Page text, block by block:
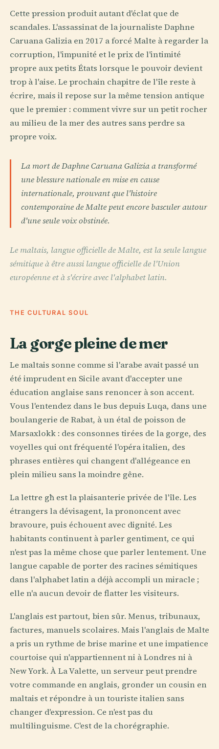
Cette pression produit autant d'éclat que de
scandales. L'assassinat de la journaliste Daphne
Caruana Galizia en 2017 a forcé Malte à regarder la
corruption, l'impunité et le prix de l'intimité
propre aux petits États lorsque le pouvoir devient
trop à l'aise. Le prochain chapitre de l'île reste à
écrire, mais il repose sur la même tension antique
que le premier : comment vivre sur un petit rocher
au milieu de la mer des autres sans perdre sa
propre voix.
La mort de Daphne Caruana Galizia a transformé
une blessure nationale en mise en cause
internationale, prouvant que l'histoire
contemporaine de Malte peut encore basculer autour
d'une seule voix obstinée.
Le maltais, langue officielle de Malte, est la seule langue
sémitique à être aussi langue officielle de l'Union
européenne et à s'écrire avec l'alphabet latin.
THE CULTURAL SOUL
La gorge pleine de mer
Le maltais sonne comme si l'arabe avait passé un
été imprudent en Sicile avant d'accepter une
éducation anglaise sans renoncer à son accent.
Vous l'entendez dans le bus depuis Luqa, dans une
boulangerie de Rabat, à un étal de poisson de
Marsaxlokk : des consonnes tirées de la gorge, des
voyelles qui ont fréquenté l'opéra italien, des
phrases entières qui changent d'allégeance en
plein milieu sans la moindre gêne.
La lettre għ est la plaisanterie privée de l'île. Les
étrangers la dévisagent, la prononcent avec
bravoure, puis échouent avec dignité. Les
habitants continuent à parler gentiment, ce qui
n'est pas la même chose que parler lentement. Une
langue capable de porter des racines sémitiques
dans l'alphabet latin a déjà accompli un miracle ;
elle n'a aucun devoir de flatter les visiteurs.
L'anglais est partout, bien sûr. Menus, tribunaux,
factures, manuels scolaires. Mais l'anglais de Malte
a pris un rythme de brise marine et une impatience
courtoise qui n'appartiennent ni à Londres ni à
New York. À La Valette, un serveur peut prendre
votre commande en anglais, gronder un cousin en
maltais et répondre à un touriste italien sans
changer d'expression. Ce n'est pas du
multilinguisme. C'est de la chorégraphie.